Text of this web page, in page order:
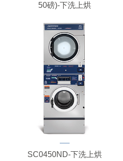
50磅)-下洗上烘
SC0450ND-下洗上烘